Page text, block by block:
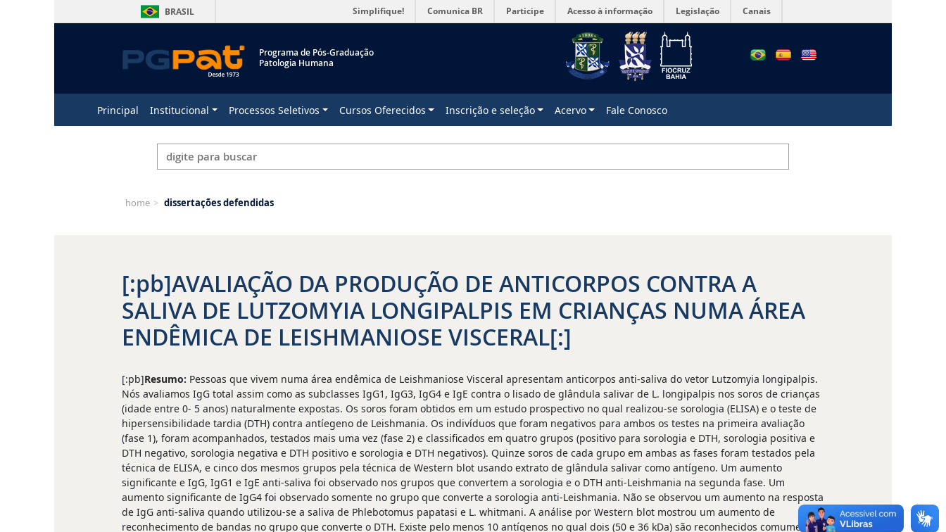
BRASIL Simplifique! Comunica BR Participe Acesso à informação Legislação Canais
Programa de Pós-Graduação
Patologia Humana
Principal Institucional Processos Seletivos Cursos Oferecidos Inscrição e seleção Acervo Fale Conosco
home > dissertações defendidas
[:pb]AVALIAÇÃO DA PRODUÇÃO DE ANTICORPOS CONTRA A
SALIVA DE LUTZOMYIA LONGIPALPIS EM CRIANÇAS NUMA ÁREA
ENDÊMICA DE LEISHMANIOSE VISCERAL[:]
[:pb]Resumo: Pessoas que vivem numa área endêmica de Leishmaniose Visceral apresentam anticorpos anti-saliva do vetor Lutzomyia longipalpis.
Nós avaliamos IgG total assim como as subclasses IgG1, IgG3, IgG4 e IgE contra o lisado de glândula salivar de L. longipalpis nos soros de crianças
(idade entre 0- 5 anos) naturalmente expostas. Os soros foram obtidos em um estudo prospectivo no qual realizou-se sorologia (ELISA) e o teste de
hipersensibilidade tardia (DTH) contra antíegeno de Leishmania. Os indivíduos que foram negativos para ambos os testes na primeira avaliação
(fase 1), foram acompanhados, testados mais uma vez (fase 2) e classificados em quatro grupos (positivo para sorologia e DTH, sorologia positiva e
DTH negativo, sorologia negativa e DTH positivo e sorologia e DTH negativos). Quinze soros de cada grupo em ambas as fases foram testados pela
técnica de ELISA, e cinco dos mesmos grupos pela técnica de Western blot usando extrato de glândula salivar como antígeno. Um aumento
significante e IgG, IgG1 e IgE anti-saliva foi observado nos grupos que convertem a sorologia e o DTH anti-Leishmania na segunda fase. Um
aumento significante de IgG4 foi observado somente no grupo que converte a sorologia anti-Leishmania. Não se observou um aumento na resposta
de IgG anti-saliva quando utilizou-se a saliva de Phlebotomus papatasi e L. whitmani. A análise por Western blot mostrou um aumento de
reconhecimento de bandas no grupo que converte o DTH. Existe pelo menos 10 antígenos no qual dois (50 e 36 kDa) são reconhecidos comumente